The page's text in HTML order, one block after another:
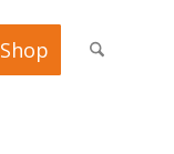
Shop